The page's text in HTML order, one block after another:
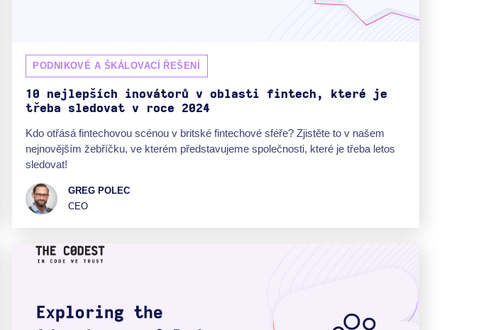
PODNIKOVÉ A ŠKÁLOVACÍ ŘEŠENÍ
10 nejlepších inovátorů v oblasti fintech, které je
třeba sledovat v roce 2024
Kdo otřásá fintechovou scénou v britské fintechové sféře? Zjistěte to v našem
nejnovějším žebříčku, ve kterém představujeme společnosti, které je třeba letos
sledovat!
GREG POLEC
CEO